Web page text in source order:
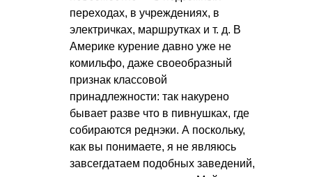
переходах, в учреждениях, в
электричках, маршрутках и т. д. В
Америке курение давно уже не
комильфо, даже своеобразный
признак классовой
принадлежности: так накурено
бывает разве что в пивнушках, где
собираются реднэки. А поскольку,
как вы понимаете, я не являюсь
завсегдатаем подобных заведений,